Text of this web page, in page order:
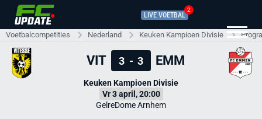
LIVE VOETBAL
2
Voetbalcompetities Nederland Keuken Kampioen Divisie
VIT 3 - 3 EMM
Keuken Kampioen Divisie
Vr 3 april, 20:00
GelreDome Arnhem